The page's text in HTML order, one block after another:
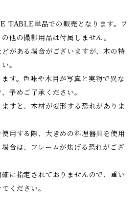
単品での販売となります。フ
他の撮影用品は付属しません。
がある場合がございますが、木の特
。
す。色味や木目が写真と実物で異な
予めご了承ください。
すと、木材が変形する恐れがありま
用する際、大きめの料理器具を使用
合は、フレームが焦げる恐れがござ
に指定されておりませんので、重い
ください。